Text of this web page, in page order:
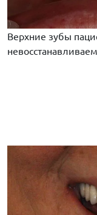
Верхние зубы